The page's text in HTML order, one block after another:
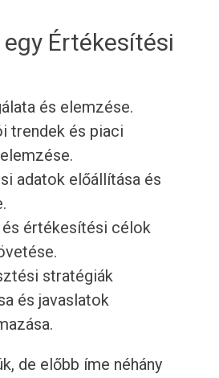
Értékesítési
és elemzése.
trendek és piaci
adatok előállítása és
és értékesítési célok
stratégiák
és javaslatok
de előbb íme néhány